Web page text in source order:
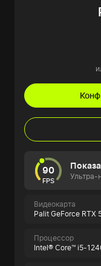
90
FPS Ультра-
Видеокарта
Palit GeForce RTX
Процессор
Intel® Core™ i5-